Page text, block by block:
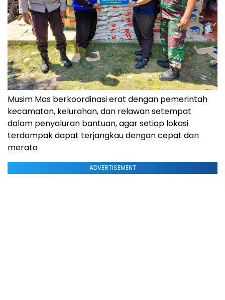
Musim Mas berkoordinasi erat dengan pemerintah
kecamatan, kelurahan, dan relawan setempat
dalam penyaluran bantuan, agar setiap lokasi
terdampak dapat terjangkau dengan cepat dan
merata
ADVERTISEMENT